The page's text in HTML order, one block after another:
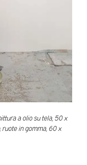
a olio su tela, 50 x
ruote in gomma, 60 x